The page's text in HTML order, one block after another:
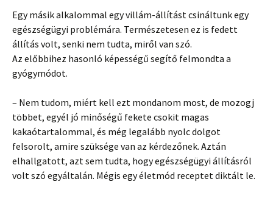
Egy másik alkalommal egy villám-állítást csináltunk egy
egészségügyi problémára. Természetesen ez is fedett
állítás volt, senki nem tudta, miről van szó.
Az előbbihez hasonló képességű segítő felmondta a
gyógymódot.
– Nem tudom, miért kell ezt mondanom most, de mozogj
többet, egyél jó minőségű fekete csokit magas
kakaótartalommal, és még legalább nyolc dolgot
felsorolt, amire szüksége van az kérdezőnek. Aztán
elhallgatott, azt sem tudta, hogy egészségügyi állításról
volt szó egyáltalán. Mégis egy életmód receptet diktált le.